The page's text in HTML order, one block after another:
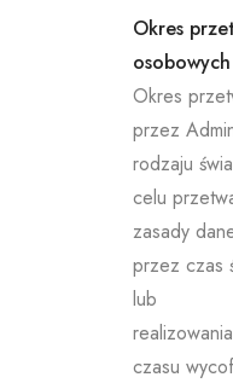
Okres
osobowych
Okres
przez
rodzaju
celu
zasady
przez czas
lub
czasu